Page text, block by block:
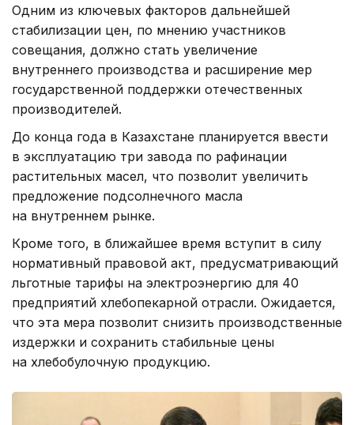
Одним из ключевых факторов дальнейшей
стабилизации цен, по мнению участников
совещания, должно стать увеличение
внутреннего производства и расширение мер
государственной поддержки отечественных
производителей.
До конца года в Казахстане планируется ввести
в эксплуатацию три завода по рафинации
растительных масел, что позволит увеличить
предложение подсолнечного масла
на внутреннем рынке.
Кроме того, в ближайшее время вступит в силу
нормативный правовой акт, предусматривающий
льготные тарифы на электроэнергию для 40
предприятий хлебопекарной отрасли. Ожидается,
что эта мера позволит снизить производственные
издержки и сохранить стабильные цены
на хлебобулочную продукцию.